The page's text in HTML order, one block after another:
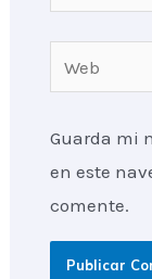
electrónico*
Guarda mi
en este
comente.